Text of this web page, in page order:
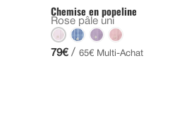
Chemise en popeline
Rose pâle uni
79€ / 65€ Multi-Achat